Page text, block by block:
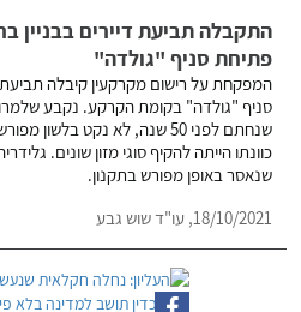
התקבלה תביעת דיירים בבניין
פתיחת סניף "גולדה"
המפקחת על רישום מקרקעין קיבלה
סניף "גולדה" בקומת הקרקע. נקבע
שנחתם לפני 50 שנה, לא נקט
כוונתו הייתה להקיף סוגי מזון שונים.
שנאסר באופן מפורש בתקנון.
18/10/2021, עו"ד שוש גבע